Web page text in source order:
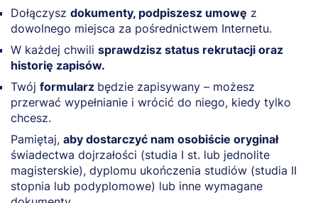
Dołączysz dokumenty, podpiszesz umowę z
dowolnego miejsca za pośrednictwem Internetu.
W każdej chwili sprawdzisz status rekrutacji oraz
historię zapisów.
Twój formularz będzie zapisywany – możesz
przerwać wypełnianie i wrócić do niego, kiedy tylko
chcesz.
Pamiętaj, aby dostarczyć nam osobiście oryginał
świadectwa dojrzałości (studia I st. lub jednolite
magisterskie), dyplomu ukończenia studiów (studia II
stopnia lub podyplomowe) lub inne wymagane